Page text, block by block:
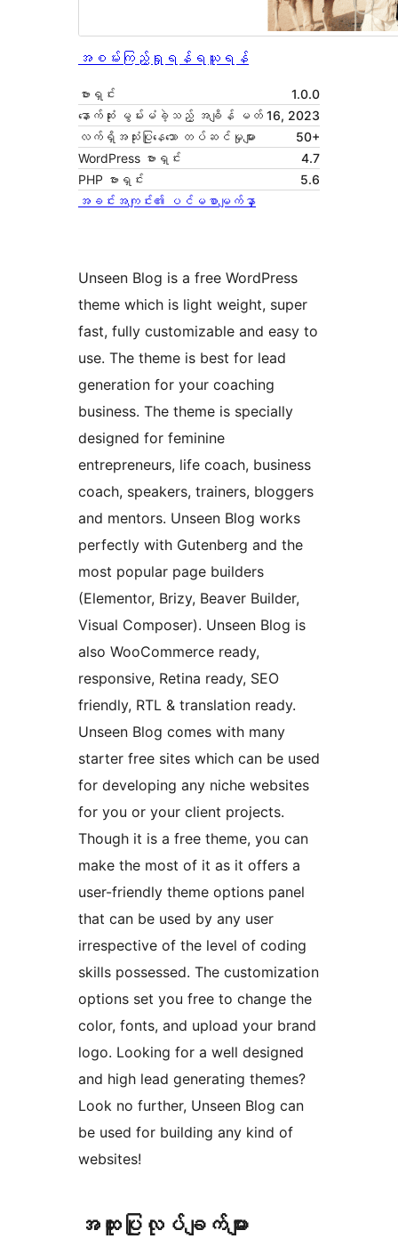
အစမ်းကြည့်ရှုရန် ရယူရန်
ဗားရှင်း
1.0.0
နောက်ဆုံး မွမ်းမံခဲ့သည့် အချိန် မတ် 16, 2023
လက်ရှိအသုံးပြုနေသော တပ်ဆင်မှုများ
50+
WordPress ဗားရှင်း
4.7
PHP ဗားရှင်း
5.6
အခင်းအကျင်း၏ ပင်မစာမျက်နှာ
Unseen Blog is a free WordPress
theme which is light weight, super
fast, fully customizable and easy to
use. The theme is best for lead
generation for your coaching
business. The theme is specially
designed for feminine
entrepreneurs, life coach, business
coach, speakers, trainers, bloggers
and mentors. Unseen Blog works
perfectly with Gutenberg and the
most popular page builders
(Elementor, Brizy, Beaver Builder,
Visual Composer). Unseen Blog is
also WooCommerce ready,
responsive, Retina ready, SEO
friendly, RTL & translation ready.
Unseen Blog comes with many
starter free sites which can be used
for developing any niche websites
for you or your client projects.
Though it is a free theme, you can
make the most of it as it offers a
user-friendly theme options panel
that can be used by any user
irrespective of the level of coding
skills possessed. The customization
options set you free to change the
color, fonts, and upload your brand
logo. Looking for a well designed
and high lead generating themes?
Look no further, Unseen Blog can
be used for building any kind of
websites!
အ​ထူး​ပြု​လုပ်​ချက်​များ